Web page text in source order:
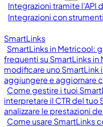
Integrazioni tramite l'API
Integrazioni con
SmartLinks
SmartLinks in Metricool:
frequenti su SmartLinks in
modificare uno SmartLink
aggiungere e aggiornare
Come gestire i tuoi
interpretare il CTR del tuo
analizzare le prestazioni
Come usare SmartLinks